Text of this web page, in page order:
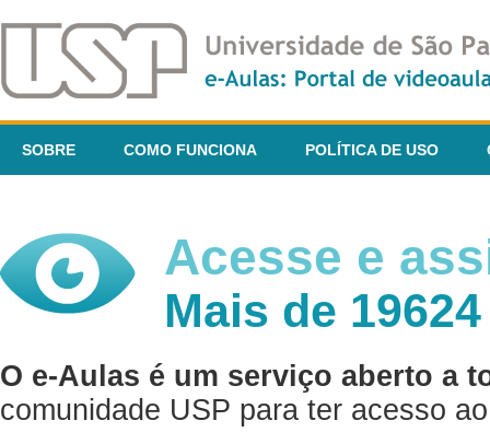
SOBRE COMO FUNCIONA POLÍTICA DE USO
Acesse e
Mais de
O e-Aulas é um serviço aberto a
comunidade USP para ter acesso